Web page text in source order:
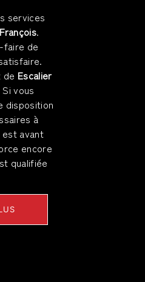
services
.
faire de
de Escalier
vous
disposition
à
avant
encore
qualifiée